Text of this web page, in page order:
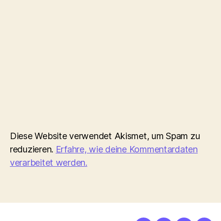
Diese Website verwendet Akismet, um Spam zu
reduzieren. Erfahre, wie deine Kommentardaten
verarbeitet werden.